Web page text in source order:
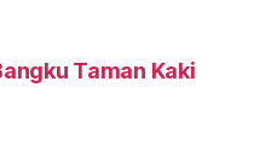
Taman Kaki